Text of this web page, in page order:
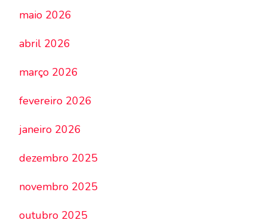
maio 2026
abril 2026
março 2026
fevereiro 2026
janeiro 2026
dezembro 2025
novembro 2025
outubro 2025